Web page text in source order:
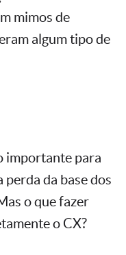
mimos de
algum tipo de
importante para
perda da base dos
o que fazer
o CX?